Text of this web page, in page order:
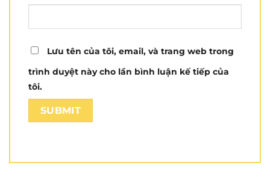
Lưu tên của tôi, email, và trang web trong
trình duyệt này cho lần bình luận kế tiếp của
tôi.